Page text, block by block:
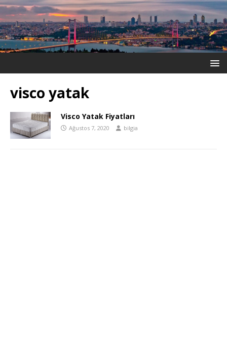
visco yatak
Visco Yatak Fiyatları
Ağustos 7, 2020 bilgia